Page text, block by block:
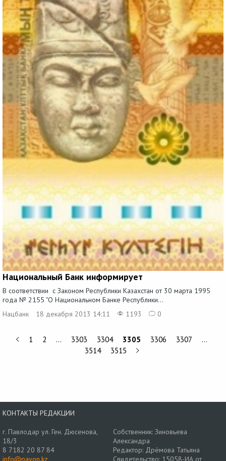
Национальный Банк информирует
В соответствии с Законом Республики Казахстан от 30 марта 1995
года № 2155 "О Национальном Банке Республики...
Нацбанк
18 декабря 2013 14:11 1193 0
1 2 … 3303 3304 3305 3306 3307
…
3514
3515
КОНТАКТЫ РЕДАКЦИИ
г. Павлодар ул. Ген. Дюсенова,
18/3
8 7182 20 87 84
info@pavon.kz
Собственник: Зиновьева
Александра
Редактор: Дрёмова Татьяна
Свидетельство: 15058-ИА от